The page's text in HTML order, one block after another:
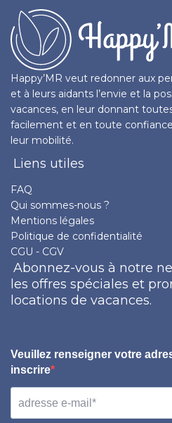
Happy’MR veut redonner aux
et à leurs aidants l’envie et la
vacances, en leur donnant
facilement et en toute
leur mobilité.
Liens utiles
FAQ
Qui sommes-nous ?
Mentions légales
Politique de confidentialité
CGU - CGV
Abonnez-vous à notre
les offres spéciales et
locations de vacances.
Veuillez renseigner votre
inscrire